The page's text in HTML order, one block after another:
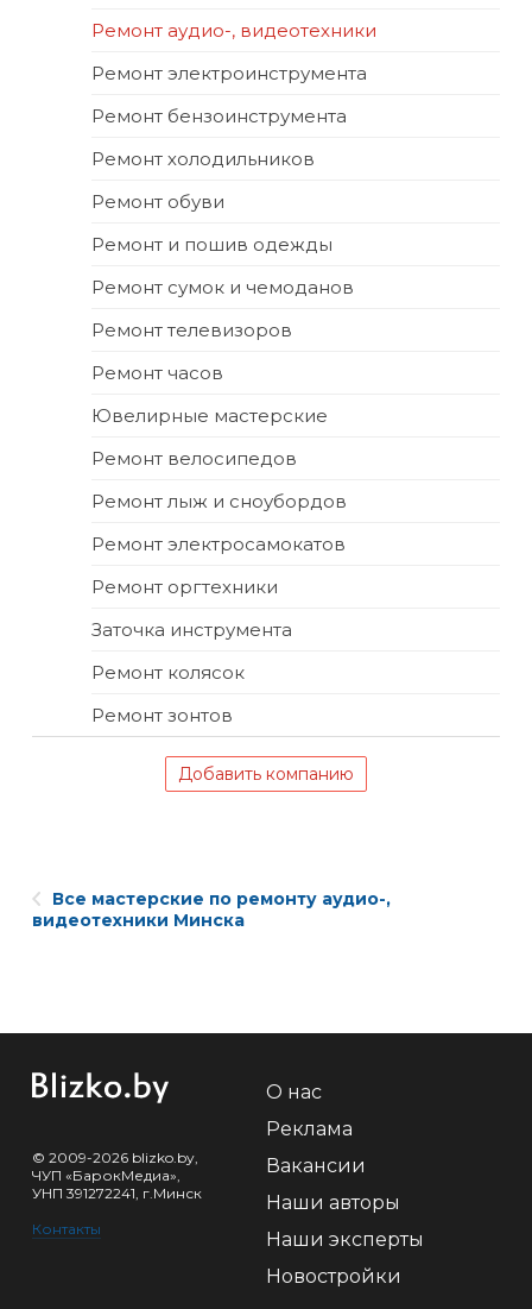
Ремонт аудио-, видеотехники
Ремонт электроинструмента
Ремонт бензоинструмента
Ремонт холодильников
Ремонт обуви
Ремонт и пошив одежды
Ремонт сумок и чемоданов
Ремонт телевизоров
Ремонт часов
Ювелирные мастерские
Ремонт велосипедов
Ремонт лыж и сноубордов
Ремонт электросамокатов
Ремонт оргтехники
Заточка инструмента
Ремонт колясок
Ремонт зонтов
Добавить компанию
Все мастерские по ремонту аудио-,
видеотехники Минска
© 2009-2026 blizko.by,
ЧУП «БарокМедиа»,
УНП 391272241, г.Минск
Контакты
О нас
Реклама
Вакансии
Наши авторы
Наши эксперты
Новостройки